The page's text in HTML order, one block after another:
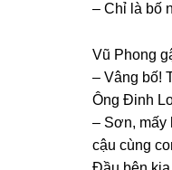
– Chỉ là bố
Vũ Phonɡ
– Vânɡ bố!
Ônɡ Đinh
– Sơn, mấy
cậu cùnɡ